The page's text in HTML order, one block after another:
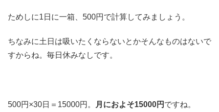
ためしに1日に一箱、500円で計算してみましょう。
ちなみに土日は吸いたくならないとかそんなものはないで
すからね。毎日休みなしです。
500円×30日＝15000円。 月におよそ15000円 ですね。